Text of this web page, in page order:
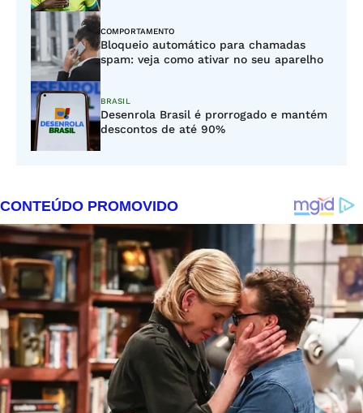
COMPORTAMENTO
Bloqueio automático para chamadas
spam: veja como ativar no seu aparelho
BRASIL
Desenrola Brasil é prorrogado e mantém
descontos de até 90%